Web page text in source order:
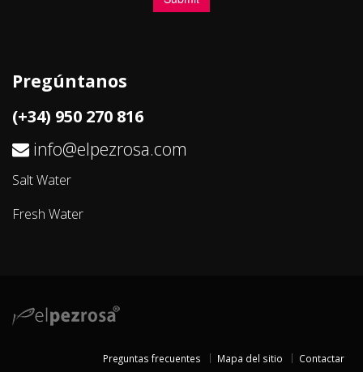
Pregúntanos
(+34) 950 270 816
info@elpezrosa.com
Salt Water
Fresh Water
Preguntas frecuentes Mapa del sitio Contactar